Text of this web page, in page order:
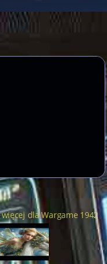
więcej dla Wargame 1942